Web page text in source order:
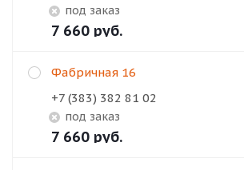
Под заказ
7 660 руб.
Фабричная 16
+7 (383) 382 81 02
Под заказ
7 660 руб.